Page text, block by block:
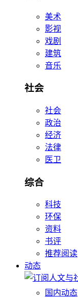
美术
影视
戏剧
建筑
音乐
社会
社会
政治
经济
法律
医卫
综合
科技
环保
资料
书评
推荐阅读
动态
国内动态